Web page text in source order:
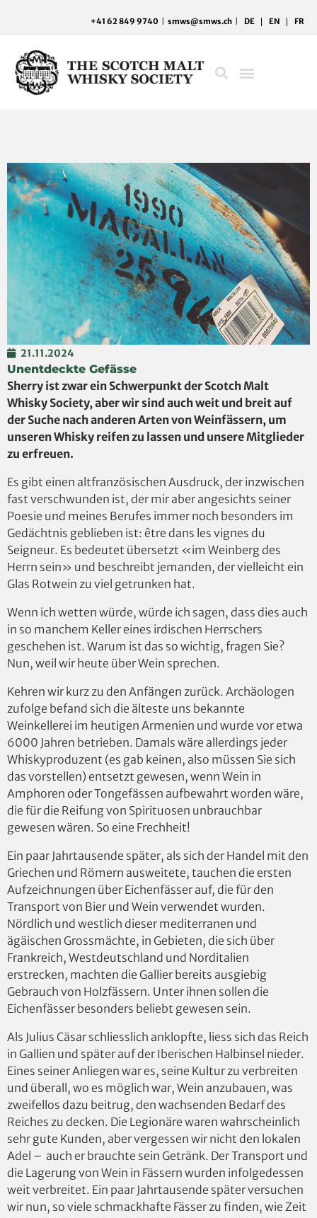
+41 62 849 9740 smws@smws.ch DE EN FR
21.11.2024
Unentdeckte Gefässe
Sherry ist zwar ein Schwerpunkt der Scotch Malt
Whisky Society, aber wir sind auch weit und breit auf
der Suche nach anderen Arten von Weinfässern, um
unseren Whisky reifen zu lassen und unsere Mitglieder
zu erfreuen.
Es gibt einen altfranzösischen Ausdruck, der inzwischen
fast verschwunden ist, der mir aber angesichts seiner
Poesie und meines Berufes immer noch besonders im
Gedächtnis geblieben ist: être dans les vignes du
Seigneur. Es bedeutet übersetzt «im Weinberg des
Herrn sein» und beschreibt jemanden, der vielleicht ein
Glas Rotwein zu viel getrunken hat.
Wenn ich wetten würde, würde ich sagen, dass dies auch
in so manchem Keller eines irdischen Herrschers
geschehen ist. Warum ist das so wichtig, fragen Sie?
Nun, weil wir heute über Wein sprechen.
Kehren wir kurz zu den Anfängen zurück. Archäologen
zufolge befand sich die älteste uns bekannte
Weinkellerei im heutigen Armenien und wurde vor etwa
6000 Jahren betrieben. Damals wäre allerdings jeder
Whiskyproduzent (es gab keinen, also müssen Sie sich
das vorstellen) entsetzt gewesen, wenn Wein in
Amphoren oder Tongefässen aufbewahrt worden wäre,
die für die Reifung von Spirituosen unbrauchbar
gewesen wären. So eine Frechheit!
Ein paar Jahrtausende später, als sich der Handel mit den
Griechen und Römern ausweitete, tauchen die ersten
Aufzeichnungen über Eichenfässer auf, die für den
Transport von Bier und Wein verwendet wurden.
Nördlich und westlich dieser mediterranen und
ägäischen Grossmächte, in Gebieten, die sich über
Frankreich, Westdeutschland und Norditalien
erstrecken, machten die Gallier bereits ausgiebig
Gebrauch von Holzfässern. Unter ihnen sollen die
Eichenfässer besonders beliebt gewesen sein.
Als Julius Cäsar schliesslich anklopfte, liess sich das Reich
in Gallien und später auf der Iberischen Halbinsel nieder.
Eines seiner Anliegen war es, seine Kultur zu verbreiten
und überall, wo es möglich war, Wein anzubauen, was
zweifellos dazu beitrug, den wachsenden Bedarf des
Reiches zu decken. Die Legionäre waren wahrscheinlich
sehr gute Kunden, aber vergessen wir nicht den lokalen
Adel – auch er brauchte sein Getränk. Der Transport und
die Lagerung von Wein in Fässern wurden infolgedessen
weit verbreitet. Ein paar Jahrtausende später versuchen
wir nun, so viele schmackhafte Fässer zu finden, wie Zeit